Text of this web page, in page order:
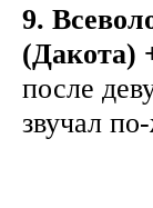
9.
(Дакота)
после
звучал